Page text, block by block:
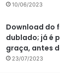
manhã
omelete
de ovos
10/06/2023
Download do
dublado; já é
graça, antes
23/07/2023